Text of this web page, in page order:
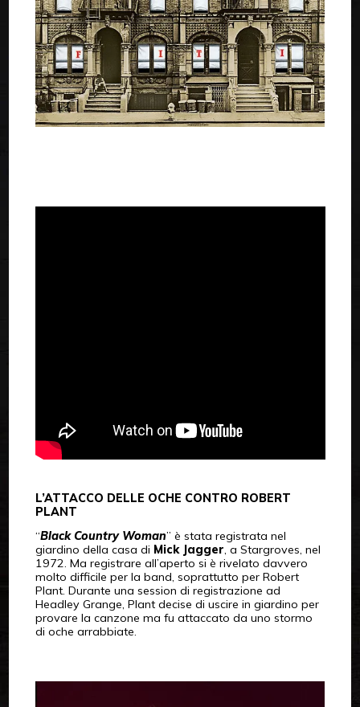
L’ATTACCO DELLE OCHE CONTRO ROBERT
PLANT
“Black Country Woman” è stata registrata nel
giardino della casa di Mick Jagger, a Stargroves, nel
1972. Ma registrare all’aperto si è rivelato davvero
molto difficile per la band, soprattutto per Robert
Plant. Durante una session di registrazione ad
Headley Grange, Plant decise di uscire in giardino per
provare la canzone ma fu attaccato da uno stormo
di oche arrabbiate.